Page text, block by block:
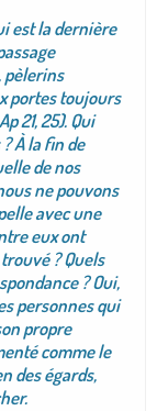
est la dernière
pèlerins
portes toujours
21, 25). Qui
À la fin de
de nos
ne pouvons
avec une
eux ont
? Quels
? Oui,
personnes qui
propre
comme le
des égards,